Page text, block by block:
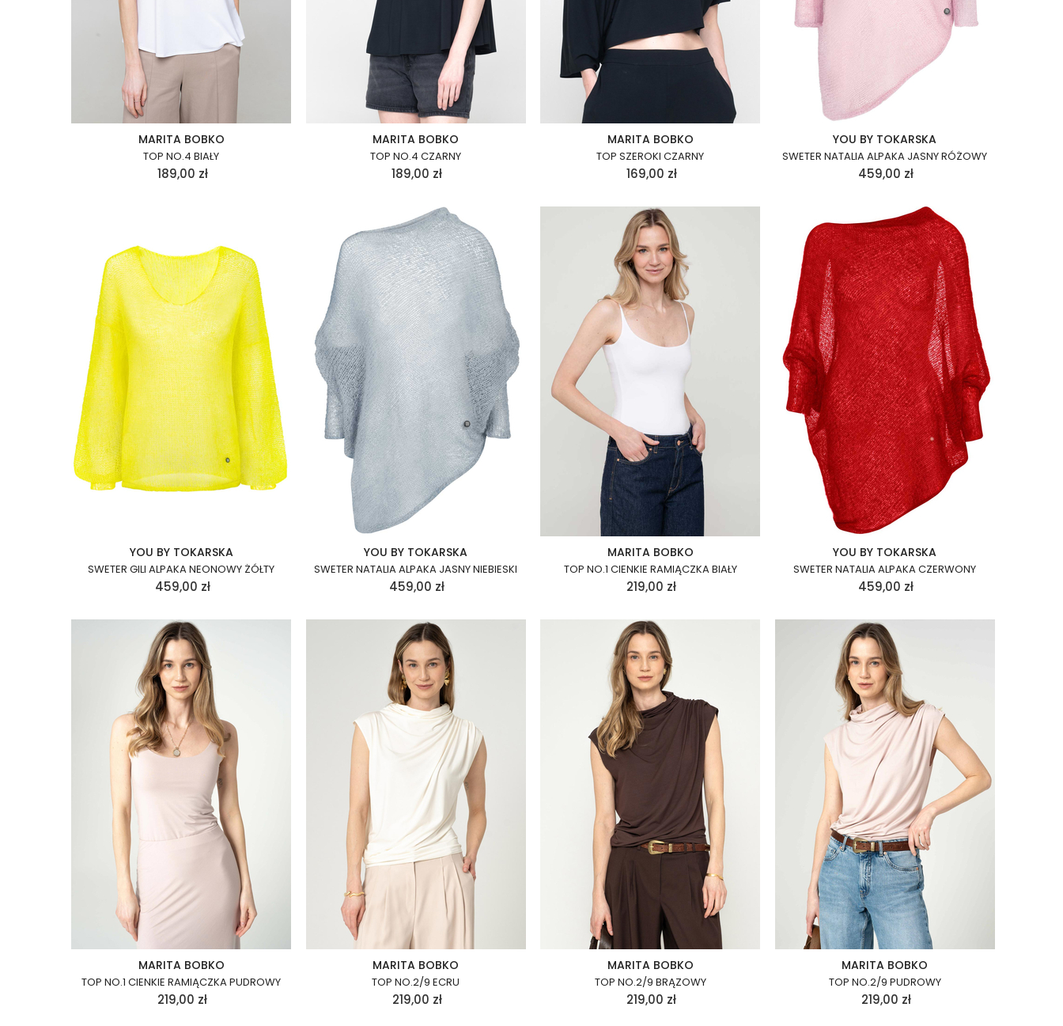
MARITA BOBKO
TOP NO.4 BIAŁY
189,00 zł
MARITA BOBKO
TOP NO.4 CZARNY
189,00 zł
MARITA BOBKO
TOP SZEROKI CZARNY
169,00 zł
YOU BY TOKARSKA
SWETER NATALIA ALPAKA JASNY RÓŻOWY
459,00 zł
YOU BY TOKARSKA
SWETER GILI ALPAKA NEONOWY ŻÓŁTY
459,00 zł
YOU BY TOKARSKA
SWETER NATALIA ALPAKA JASNY NIEBIESKI
459,00 zł
MARITA BOBKO
TOP NO.1 CIENKIE RAMIĄCZKA BIAŁY
219,00 zł
YOU BY TOKARSKA
SWETER NATALIA ALPAKA CZERWONY
459,00 zł
MARITA BOBKO
TOP NO.1 CIENKIE RAMIĄCZKA PUDROWY
219,00 zł
MARITA BOBKO
TOP NO.2/9 ECRU
219,00 zł
MARITA BOBKO
TOP NO.2/9 BRĄZOWY
219,00 zł
MARITA BOBKO
TOP NO.2/9 PUDROWY
219,00 zł